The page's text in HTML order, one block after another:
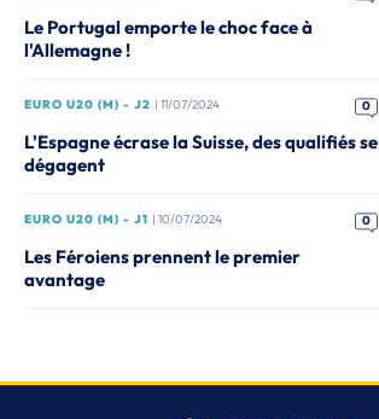
Le Portugal emporte le choc face à
l'Allemagne !
EURO U20 (M) - J2 | 11/07/2024 0
L'Espagne écrase la Suisse, des qualifiés se
dégagent
EURO U20 (M) - J1 | 10/07/2024 0
Les Féroiens prennent le premier
avantage